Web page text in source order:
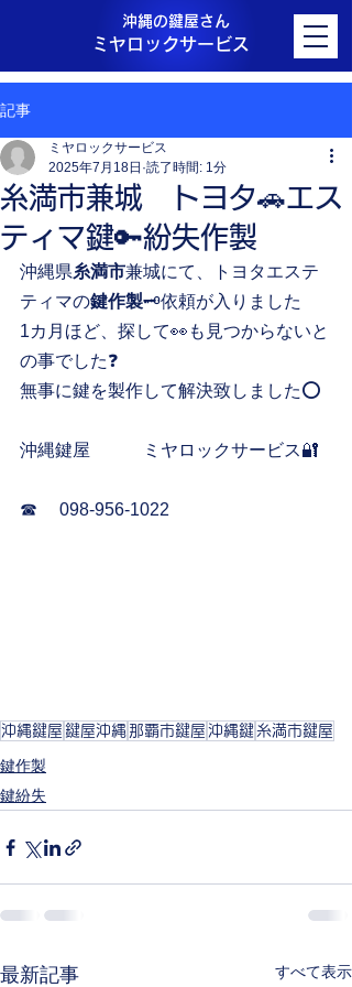
ミヤロックサービス
沖縄の鍵屋さん
記事
糸満市兼城 トヨタ🚗エス
ティマ鍵🔑紛失作製
ミヤロックサービス
2025年7月18日 読了時間: 1分
沖縄県糸満市兼城にて、トヨタエステ
ティマの鍵作製🗝️依頼が入りました
1カ月ほど、探して👀も見つからないと
の事でした❓
無事に鍵を製作して解決致しました⭕️
沖縄鍵屋　　　ミヤロックサービス🔐
☎︎     098-956-1022
沖縄鍵屋 鍵屋沖縄 那覇市鍵屋 沖縄鍵糸満市鍵屋
鍵作製
鍵紛失
最新記事 すべて表示